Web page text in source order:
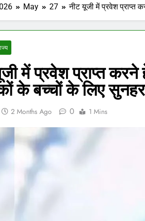
May 27 नीट यूजी में प्रवेश प्राप्त
में प्रवेश प्राप्त
के बच्चों के लिए
2 Months Ago 0 1 Mins